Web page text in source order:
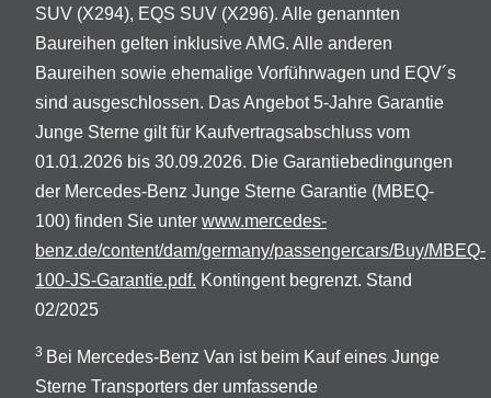
SUV (X294), EQS SUV (X296). Alle genannten
Baureihen gelten inklusive AMG. Alle anderen
Baureihen sowie ehemalige Vorführwagen und EQV´s
sind ausgeschlossen. Das Angebot 5-Jahre Garantie
Junge Sterne gilt für Kaufvertragsabschluss vom
01.01.2026 bis 30.09.2026. Die Garantiebedingungen
der Mercedes-Benz Junge Sterne Garantie (MBEQ-
100) finden Sie unter www.mercedes-
benz.de/content/dam/germany/passengercars/Buy/MBEQ-
100-JS-Garantie.pdf. Kontingent begrenzt. Stand
02/2025
3 Bei Mercedes-Benz Van ist beim Kauf eines Junge
Sterne Transporters der umfassende